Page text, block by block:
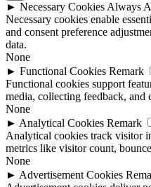
► Necessary Cookies Always
Necessary cookies enable
and consent preference
data.
None
► Functional Cookies Remark
Functional cookies support
media, collecting feedback, and
None
► Analytical Cookies Remark
Analytical cookies track visitor
metrics like visitor count,
None
► Advertisement Cookies